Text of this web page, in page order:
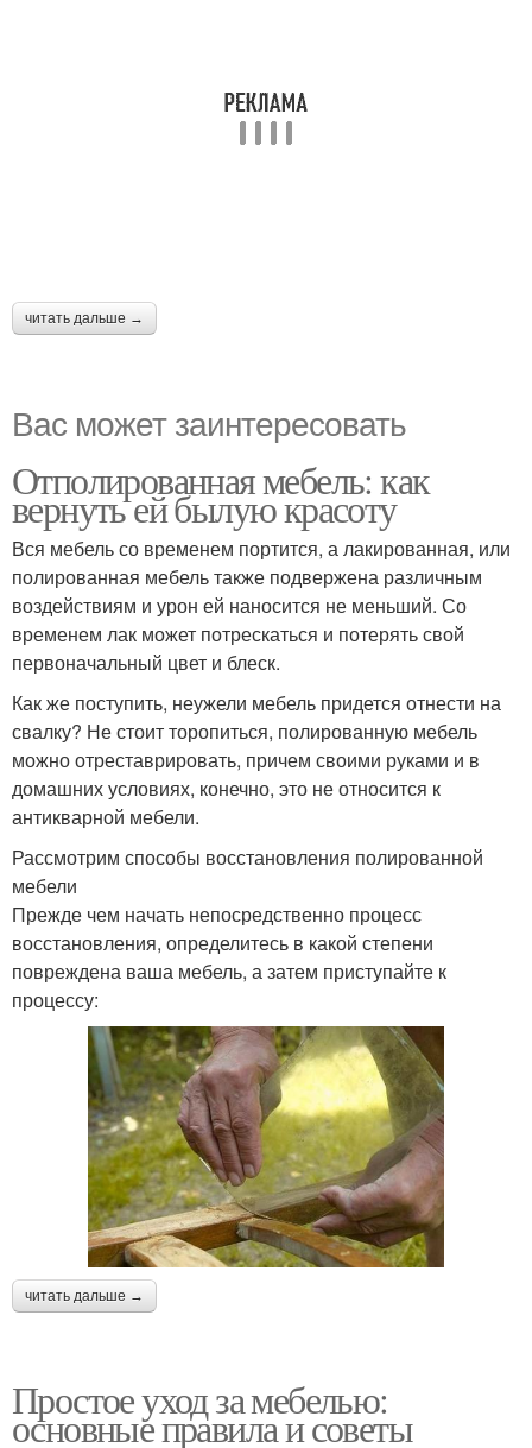
читать дальше →
Вас может заинтересовать
Отполированная мебель: как
вернуть ей былую красоту
Вся мебель со временем портится, а лакированная, или
полированная мебель также подвержена различным
воздействиям и урон ей наносится не меньший. Со
временем лак может потрескаться и потерять свой
первоначальный цвет и блеск.
Как же поступить, неужели мебель придется отнести на
свалку? Не стоит торопиться, полированную мебель
можно отреставрировать, причем своими руками и в
домашних условиях, конечно, это не относится к
антикварной мебели.
Рассмотрим способы восстановления полированной
мебели
Прежде чем начать непосредственно процесс
восстановления, определитесь в какой степени
повреждена ваша мебель, а затем приступайте к
процессу:
читать дальше →
Простое уход за мебелью:
основные правила и советы